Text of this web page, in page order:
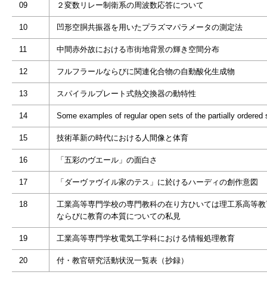
09 ２変数リレー制衛系の周波数応答について
10 凹形空胴共振器を用いたプラズマパラメータの測定法
11 中間赤外故における市街地背景の輝き空間分布
12 フルフラールならびに関連化合物の自動酸化生成物
13 スパイラルプレート式熱交換器の動特性
14 Some examples of regular open sets of the partially ordered
15 技術革新の時代における人間像と体育
16 「五彩のヴエール」の面白さ
17 「ダーヴァヴイル家のテス」に於けるハーディの創作意図
18
工業高等専門学校の専門教科の在り方ひいては理工系高等
ならびに教育の本質についての私見
19 工業高等専門学枚電気工学科における情報処理教育
20 付・教官研究活動状況一覧表（抄録）